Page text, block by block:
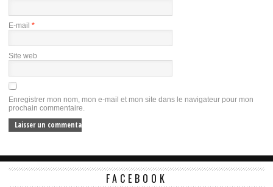
E-mail *
Site web
Enregistrer mon nom, mon e-mail et mon site dans le navigateur pour mon
prochain commentaire.
FACEBOOK